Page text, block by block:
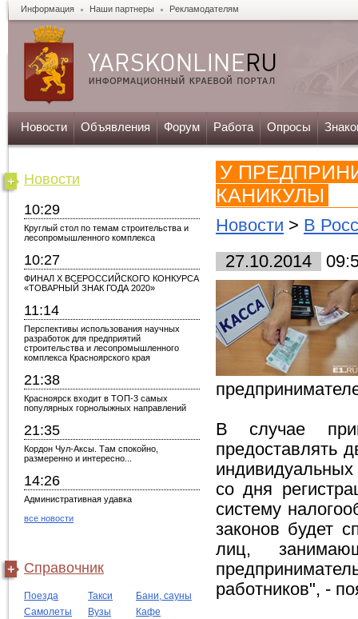
Информация Наши партнеры Рекламодателям
Новости Объявления Форум Работа Опросы
Новости
10:29
Круглый стол по темам строительства и
лесопромышленного комплекса
10:27
ФИНАЛ X ВСЕРОССИЙСКОГО КОНКУРСА
«ТОВАРНЫЙ ЗНАК ГОДА 2020»
11:14
Перспективы использования научных
разработок для предприятий
строительства и лесопромышленного
комплекса Красноярского края
21:38
Красноярск входит в ТОП-3 самых
популярных горнолыжных направлений
21:35
Кордон Чул-Аксы. Там спокойно,
размеренно и интересно...
14:26
Административная удавка
все новости
Справочник
Поезда Такси
Бани, сауны
Самолеты
Вузы
Кафе
У
КАНИКУЛЫ
Новости > В
27.10.2014
В случае
предоставлять
со дня
систему
законов будет
лиц,
работников", -